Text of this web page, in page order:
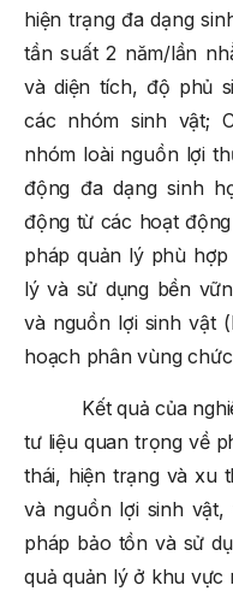
hiện trạng đa dạng
tần suất 2 năm/lần
và diện tích, độ phủ
các nhóm sinh vật;
nhóm loài nguồn lợi
động đa dạng sinh
động từ các hoạt
pháp quản lý phù
lý và sử dụng bền
và nguồn lợi sinh vật
hoạch phân vùng
Kết quả của
tư liệu quan trọng về
thái, hiện trạng và xu
và nguồn lợi sinh
pháp bảo tồn và sử
quả quản lý ở khu vực